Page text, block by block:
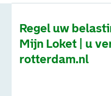
Regel uw
Mijn Loket | u
rotterdam.nl